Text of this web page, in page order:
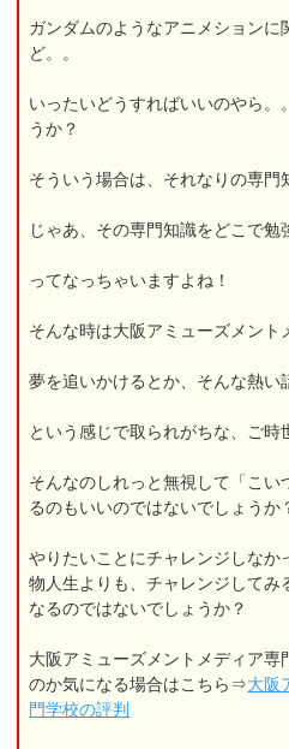
ガンダムのようなアニメションに
ど。。
いったいどうすればいいのやら。
うか？
そういう場合は、それなりの専門
じゃあ、その専門知識をどこで勉
ってなっちゃいますよね！
そんな時は大阪アミューズメント
夢を追いかけるとか、そんな熱い
という感じで取られがちな、ご時
そんなのしれっと無視して「こい
るのもいいのではないでしょうか
やりたいことにチャレンジしなか
物人生よりも、チャレンジしてみ
なるのではないでしょうか？
大阪アミューズメントメディア
のか気になる場合はこちら⇒大阪
門学校の評判